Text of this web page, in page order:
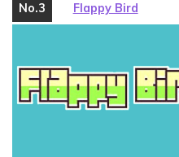
No.3 Flappy Bird